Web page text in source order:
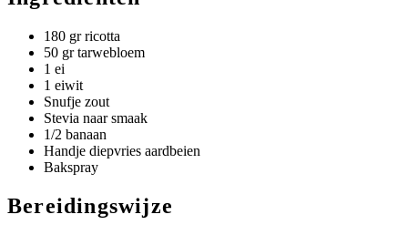
180 gr ricotta
50 gr tarwebloem
1 ei
1 eiwit
Snufje zout
Stevia naar smaak
1/2 banaan
Handje diepvries aardbeien
Bakspray
Bereidingswijze